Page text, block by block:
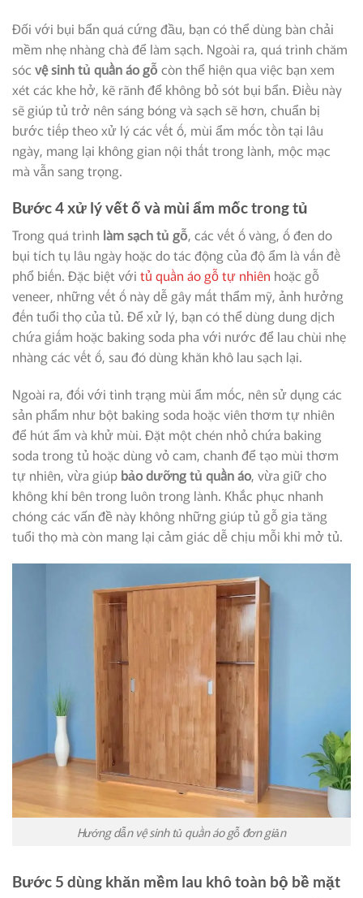
Đối với bụi bẩn quá cứng đầu, bạn có thể dùng bàn chải
mềm nhẹ nhàng chà để làm sạch. Ngoài ra, quá trình chăm
sóc vệ sinh tủ quần áo gỗ còn thể hiện qua việc bạn xem
xét các khe hở, kẽ rãnh để không bỏ sót bụi bẩn. Điều này
sẽ giúp tủ trở nên sáng bóng và sạch sẽ hơn, chuẩn bị
bước tiếp theo xử lý các vết ố, mùi ẩm mốc tồn tại lâu
ngày, mang lại không gian nội thất trong lành, mộc mạc
mà vẫn sang trọng.
Bước 4 xử lý vết ố và mùi ẩm mốc trong tủ
Trong quá trình làm sạch tủ gỗ, các vết ố vàng, ố đen do
bụi tích tụ lâu ngày hoặc do tác động của độ ẩm là vấn đề
phổ biến. Đặc biệt với tủ quần áo gỗ tự nhiên hoặc gỗ
veneer, những vết ố này dễ gây mất thẩm mỹ, ảnh hưởng
đến tuổi thọ của tủ. Để xử lý, bạn có thể dùng dung dịch
chứa giấm hoặc baking soda pha với nước để lau chùi nhẹ
nhàng các vết ố, sau đó dùng khăn khô lau sạch lại.
Ngoài ra, đối với tình trạng mùi ẩm mốc, nên sử dụng các
sản phẩm như bột baking soda hoặc viên thơm tự nhiên
để hút ẩm và khử mùi. Đặt một chén nhỏ chứa baking
soda trong tủ hoặc dùng vỏ cam, chanh để tạo mùi thơm
tự nhiên, vừa giúp bảo dưỡng tủ quần áo, vừa giữ cho
không khí bên trong luôn trong lành. Khắc phục nhanh
chóng các vấn đề này không những giúp tủ gỗ gia tăng
tuổi thọ mà còn mang lại cảm giác dễ chịu mỗi khi mở tủ.
Hướng dẫn vệ sinh tủ quần áo gỗ đơn giản
Bước 5 dùng khăn mềm lau khô toàn bộ bề mặt